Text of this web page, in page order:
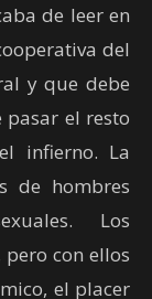
de leer en
del
y que debe
pasar el resto
infierno. La
de hombres
Los
con ellos
el placer